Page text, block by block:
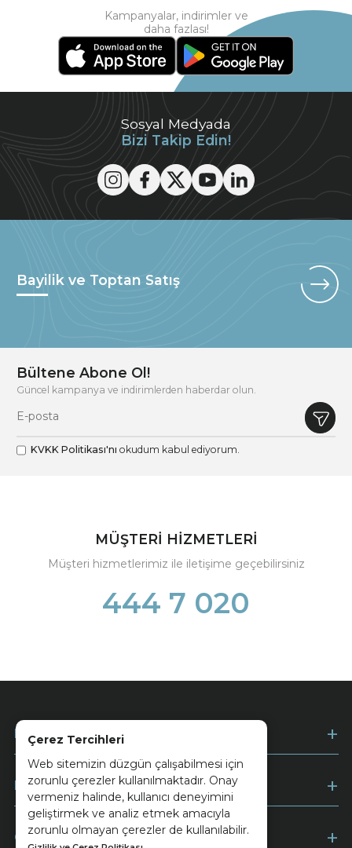
Çerez Tercihleri
Web sitemizin düzgün çalışabilmesi için
zorunlu çerezler kullanılmaktadır. Onay
vermeniz halinde, kullanıcı deneyimini
geliştirmek ve analiz etmek amacıyla
zorunlu olmayan çerezler de kullanılabilir.
Sosyal Medyada
Bizi Takip Edin!
Kampanyalar, indirimler ve
daha fazlası!
Bayilik ve Toptan Satış
Bültene Abone Ol!
Güncel kampanya ve indirimlerden haberdar olun.
KVKK Politikası'nı okudum kabul ediyorum.
MÜŞTERİ HİZMETLERİ
Müşteri hizmetlerimiz ile iletişime geçebilirsiniz
444 7 020
Kurumsal
Müşteri Hizmetleri
Ödeme